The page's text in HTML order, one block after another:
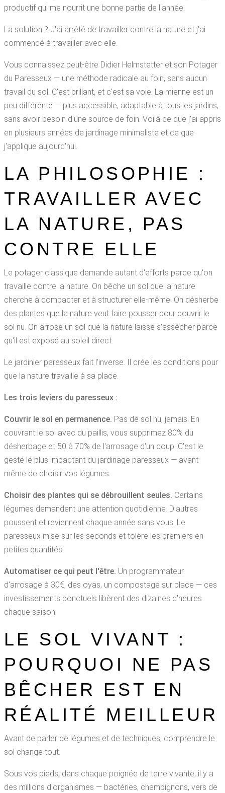
productif qui me nourrit une bonne partie de l'année.
La solution ? J'ai arrêté de travailler contre la nature et j'ai
commencé à travailler avec elle.
Vous connaissez peut-être Didier Helmstetter et son Potager
du Paresseux — une méthode radicale au foin, sans aucun
travail du sol. C'est brillant, et c'est sa voie. La mienne est un
peu différente — plus accessible, adaptable à tous les jardins,
sans avoir besoin d'une source de foin. Voilà ce que j'ai appris
en plusieurs années de jardinage minimaliste et ce que
j'applique aujourd'hui.
LA PHILOSOPHIE :
TRAVAILLER AVEC
LA NATURE, PAS
CONTRE ELLE
Le potager classique demande autant d'efforts parce qu'on
travaille contre la nature. On bêche un sol que la nature
cherche à compacter et à structurer elle-même. On désherbe
des plantes que la nature veut faire pousser pour couvrir le
sol nu. On arrose un sol que la nature laisse s'assécher parce
qu'il est exposé au soleil direct.
Le jardinier paresseux fait l'inverse. Il crée les conditions pour
que la nature travaille à sa place.
Les trois leviers du paresseux :
Couvrir le sol en permanence. Pas de sol nu, jamais. En
couvrant le sol avec du paillis, vous supprimez 80% du
désherbage et 50 à 70% de l'arrosage d'un coup. C'est le
geste le plus impactant du jardinage paresseux — avant
même de choisir vos légumes.
Choisir des plantes qui se débrouillent seules. Certains
légumes demandent une attention quotidienne. D'autres
poussent et reviennent chaque année sans vous. Le
paresseux mise sur les seconds et tolère les premiers en
petites quantités.
Automatiser ce qui peut l'être. Un programmateur
d'arrosage à 30€, des oyas, un compostage sur place — ces
investissements ponctuels libèrent des dizaines d'heures
chaque saison.
LE SOL VIVANT :
POURQUOI NE PAS
BÊCHER EST EN
RÉALITÉ MEILLEUR
Avant de parler de légumes et de techniques, comprendre le
sol change tout.
Sous vos pieds, dans chaque poignée de terre vivante, il y a
des millions d'organismes — bactéries, champignons, vers de